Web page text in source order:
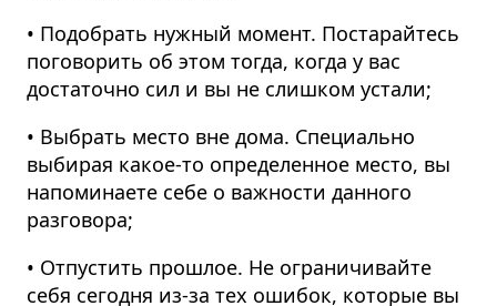
• Подобрать нужный момент. Постарайтесь
поговорить об этом тогда, когда у вас
достаточно сил и вы не слишком устали;
• Выбрать место вне дома. Специально
выбирая какое-то определенное место, вы
напоминаете себе о важности данного
разговора;
• Отпустить прошлое. Не ограничивайте
себя сегодня из-за тех ошибок, которые вы